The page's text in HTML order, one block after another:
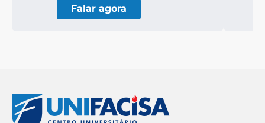
Falar agora